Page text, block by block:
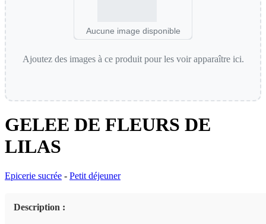
Aucune image disponible
Ajoutez des images à ce produit pour les voir apparaître ici.
GELEE DE FLEURS DE
LILAS
Epicerie sucrée - Petit déjeuner
Description :